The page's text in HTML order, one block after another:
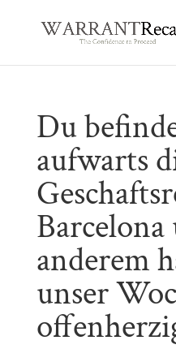
Du
aufwarts
anderem
unser